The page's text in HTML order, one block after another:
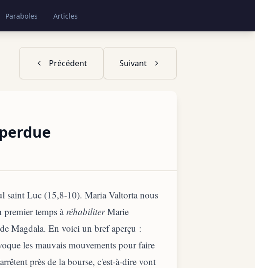
Paraboles Articles
Précédent Suivant
saint Luc (15,8-10). Maria Valtorta nous
premier temps à réhabiliterMarie
Magdala. En voici un bref aperçu :
les mauvais mouvements pour faire
près de la bourse, c'est-à-dire vont